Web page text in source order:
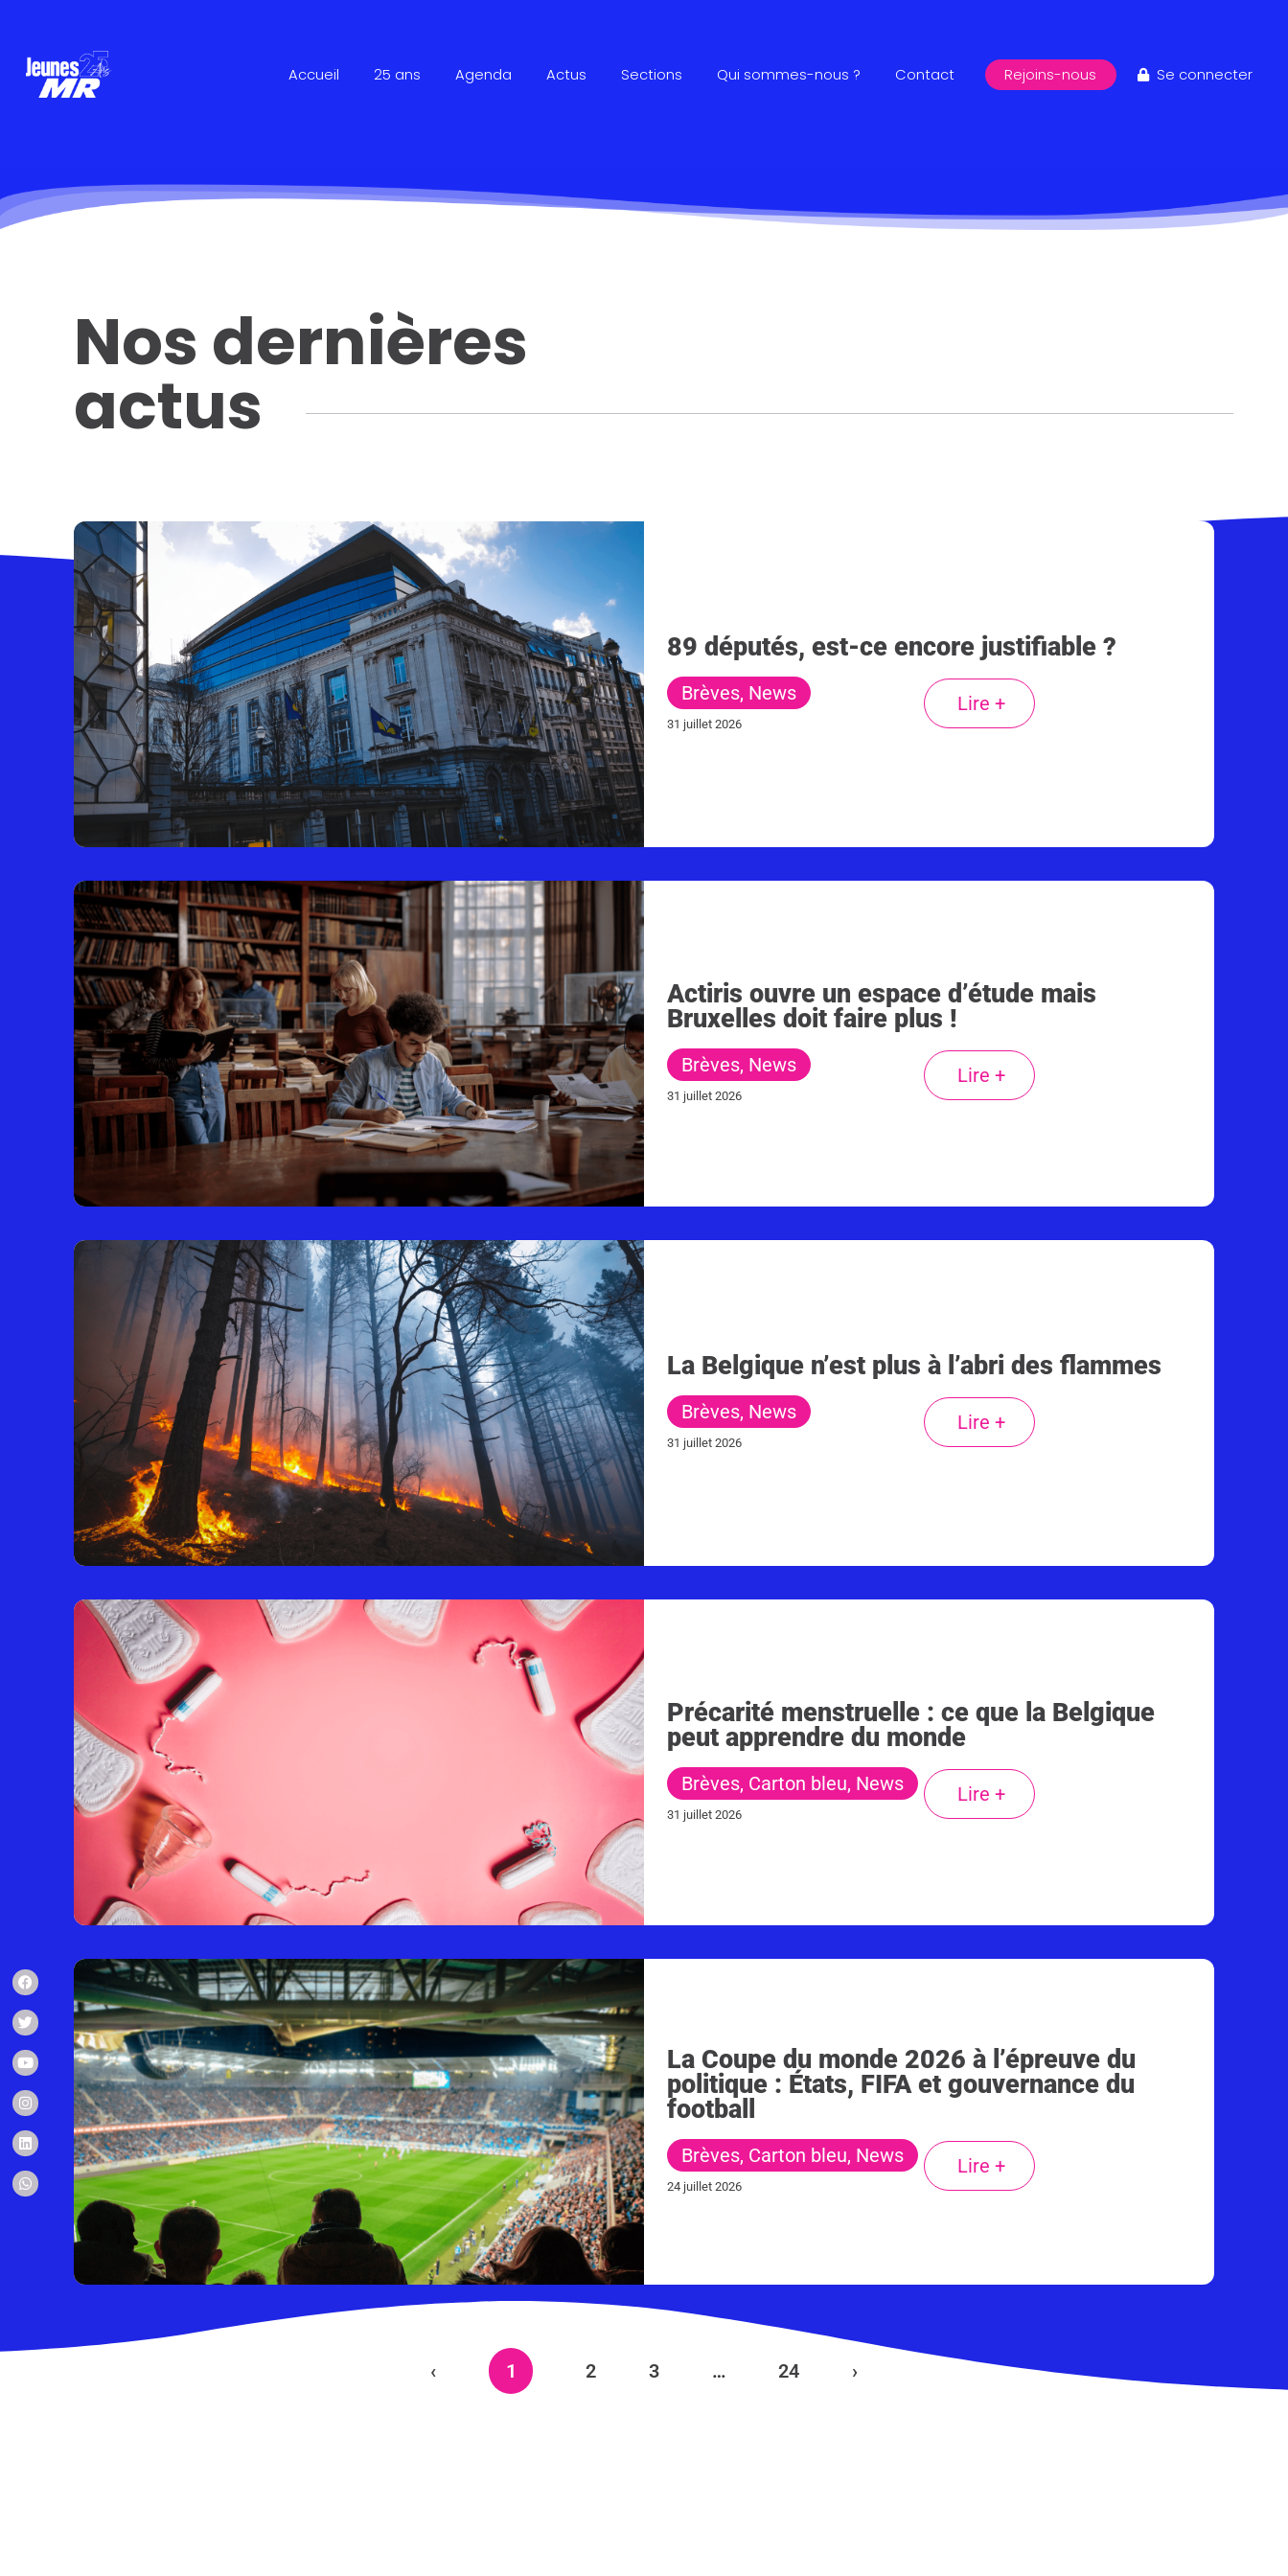
Accueil 25 ans Agenda Actus Sections Qui sommes-nous ? Contact Rejoins-nous Se connecter
Nos dernières
actus
89 députés, est-ce encore justifiable ?
Brèves, News
31 juillet 2026
Lire +
Actiris ouvre un espace d’étude mais
Bruxelles doit faire plus !
Brèves, News
31 juillet 2026
Lire +
La Belgique n’est plus à l’abri des flammes
Brèves, News
31 juillet 2026
Lire +
Précarité menstruelle : ce que la Belgique
peut apprendre du monde
Brèves, Carton bleu, News
31 juillet 2026
Lire +
La Coupe du monde 2026 à l’épreuve du
politique : États, FIFA et gouvernance du
football
Brèves, Carton bleu, News
24 juillet 2026
Lire +
‹ 1 2 3 … 24 ›